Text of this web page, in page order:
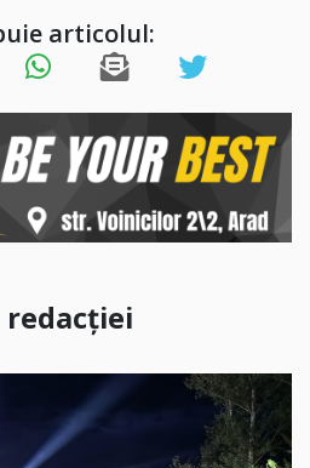
articolul:
redacției